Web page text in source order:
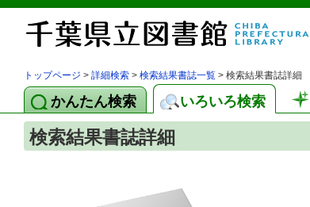
トップページ > 詳細検索 > 検索結果書誌一覧 > 検索結果書誌詳細
かんたん検索 いろいろ検索
検索結果書誌詳細